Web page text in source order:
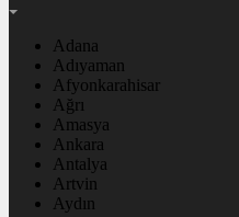
Adana
Adıyaman
Afyonkarahisar
Ağrı
Amasya
Ankara
Antalya
Artvin
Aydın